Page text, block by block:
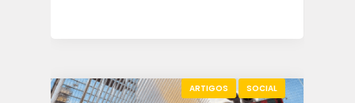
ARTIGOS SOCIAL